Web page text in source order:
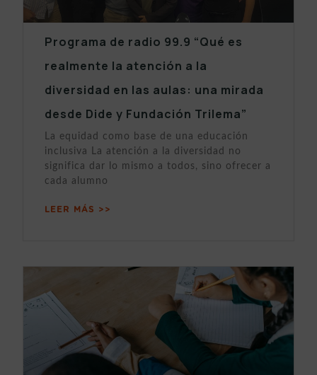
Programa de radio 99.9 “Qué es
realmente la atención a la
diversidad en las aulas: una mirada
desde Dide y Fundación Trilema”
La equidad como base de una educación
inclusiva La atención a la diversidad no
significa dar lo mismo a todos, sino ofrecer a
cada alumno
LEER MÁS >>